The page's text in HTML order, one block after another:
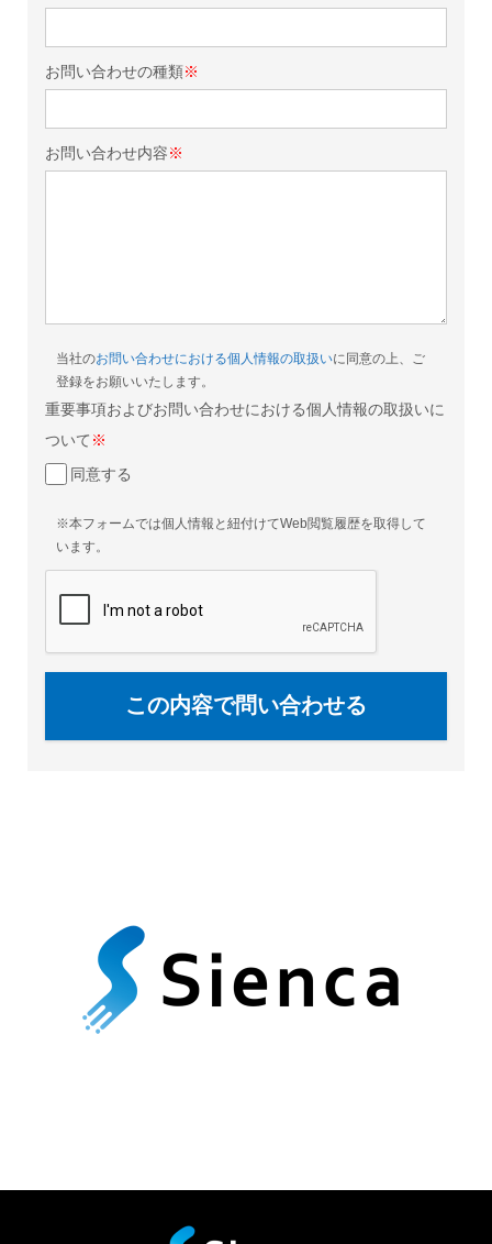
お問い合わせの種類※
お問い合わせ内容※
当社のお問い合わせにおける個人情報の取扱いに同意の上、ご
登録をお願いいたします。
重要事項およびお問い合わせにおける個人情報の取扱いに
ついて ※
同意する
※本フォームでは個人情報と紐付けてWeb閲覧履歴を取得して
います。
この内容で問い合わせる